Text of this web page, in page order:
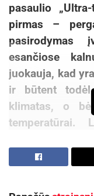
pasaulio
pirmas –
pasirodymas
esančiose
juokauja, kad
ir būtent todėl
klimatas, o
temperatūrai.
atsisakyti ir